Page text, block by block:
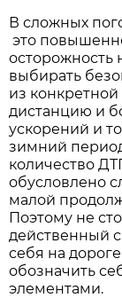
В сложных
это
осторожность
выбирать
из
дистанцию и
ускорений и
зимний
количество
обусловлено
малой
Поэтому не
действенный
себя на
обозначить
элементами.